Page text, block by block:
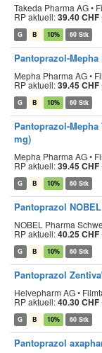
Takeda Pharma AG •
RP aktuell:39.40 CHF
G B 10% 60 Stk
Pantoprazol-
Mepha Pharma AG •
RP aktuell:39.45 CHF
G B 10% 60 Stk
Pantoprazol-
mg)
Mepha Pharma AG •
RP aktuell:39.45 CHF
G B 10% 60 Stk
Pantoprazol
NOBEL Pharma
RP aktuell:40.25 CHF
G B 10% 60 Stk
Pantoprazol Zentiva
Helvepharm AG •
RP aktuell:40.30 CHF
G B 10% 60 Stk
Pantoprazol